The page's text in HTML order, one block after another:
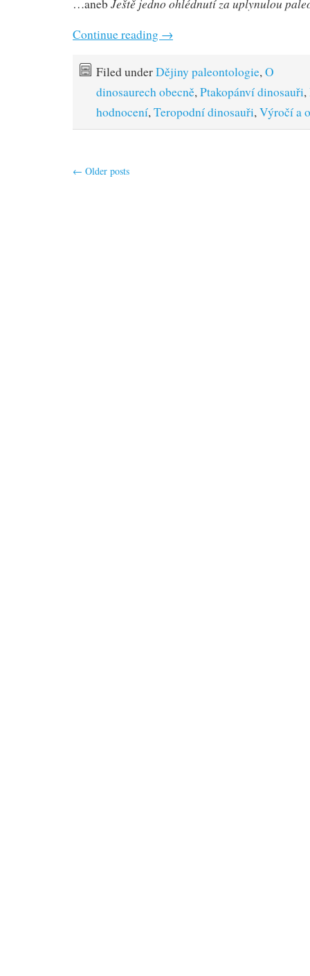
…aneb Ještě jedno ohlédnutí za uplynulou
Continue reading →
Filed underDějiny paleontologie,O
dinosaurech obecně,Ptakopánví dinosauři,
hodnocení,Teropodní dinosauři,Výročí a
← Older posts